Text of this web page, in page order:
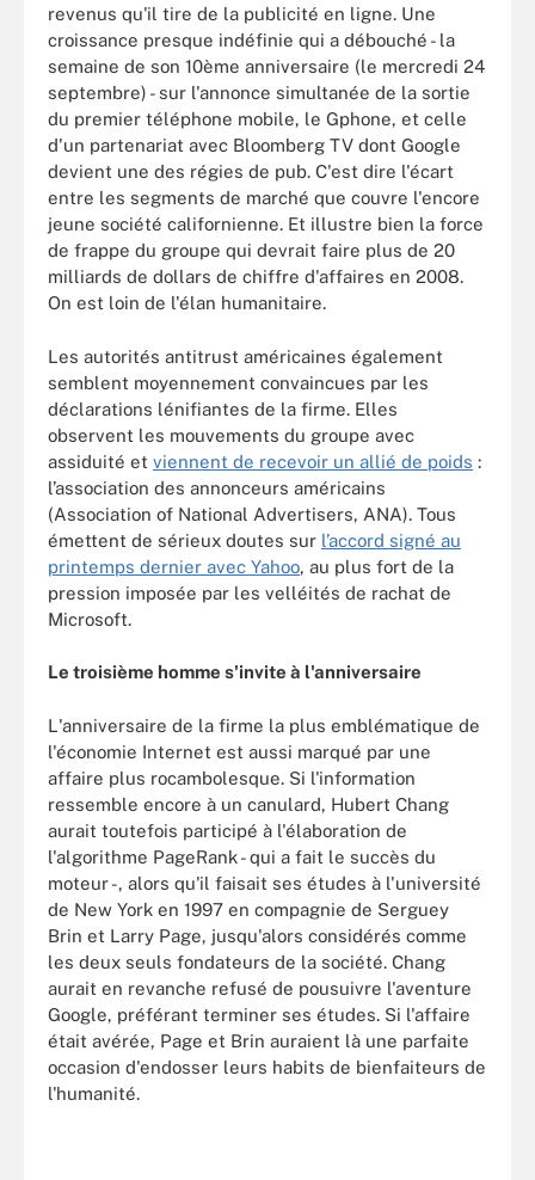
revenus qu'il tire de la publicité en ligne. Une
croissance presque indéfinie qui a débouché - la
semaine de son 10ème anniversaire (le mercredi 24
septembre) - sur l'annonce simultanée de la sortie
du premier téléphone mobile, le Gphone, et celle
d'un partenariat avec Bloomberg TV dont Google
devient une des régies de pub. C'est dire l'écart
entre les segments de marché que couvre l'encore
jeune société californienne. Et illustre bien la force
de frappe du groupe qui devrait faire plus de 20
milliards de dollars de chiffre d'affaires en 2008.
On est loin de l'élan humanitaire.
Les autorités antitrust américaines également
semblent moyennement convaincues par les
déclarations lénifiantes de la firme. Elles
observent les mouvements du groupe avec
assiduité et viennent de recevoir un allié de poids :
l’association des annonceurs américains
(Association of National Advertisers, ANA). Tous
émettent de sérieux doutes sur l’accord signé au
printemps dernier avec Yahoo, au plus fort de la
pression imposée par les velléités de rachat de
Microsoft.
Le troisième homme s'invite à l'anniversaire
L'anniversaire de la firme la plus emblématique de
l'économie Internet est aussi marqué par une
affaire plus rocambolesque. Si l'information
ressemble encore à un canulard, Hubert Chang
aurait toutefois participé à l'élaboration de
l'algorithme PageRank - qui a fait le succès du
moteur -, alors qu'il faisait ses études à l'université
de New York en 1997 en compagnie de Serguey
Brin et Larry Page, jusqu'alors considérés comme
les deux seuls fondateurs de la société. Chang
aurait en revanche refusé de pousuivre l'aventure
Google, préférant terminer ses études. Si l'affaire
était avérée, Page et Brin auraient là une parfaite
occasion d'endosser leurs habits de bienfaiteurs de
l'humanité.